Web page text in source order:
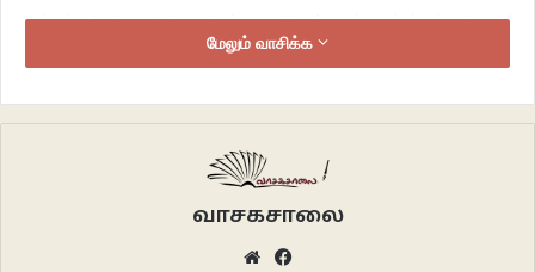
செல்லும் நேரமே அரிதாகியிருந்தது. பெரும்பாலும் வீட்டிற்குள்ளேயேதான்
அடைந்து கிடந்தாள். ஒரு நாள் நடைப்பயிற்சியை முடித்துவிட்டு
தவிர வேறு யாரையும் பார்த்த நினைவில்லை. அன்றிரவு தூக்கமே வரவில்லை.
நிம்மதியில்லாமல் நடு இரவில் அழத் தொடங்கினாள். பிறகுதான் அந்த வீட்டை
மேலும் வாசிக்க
வாசகசாலை
Website